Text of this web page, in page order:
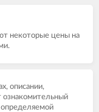
некоторые цены на
описании,
ознакомительный
определяемой